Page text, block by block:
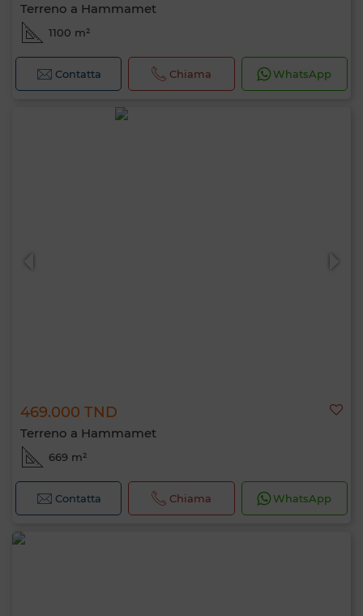
Terreno a Hammamet
1100 m²
Contatta Chiama WhatsApp
469.000 TND
Terreno a Hammamet
669 m²
Contatta Chiama WhatsApp